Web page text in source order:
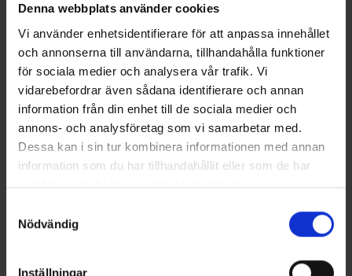
Denna webbplats använder cookies
Vi använder enhetsidentifierare för att anpassa innehållet
och annonserna till användarna, tillhandahålla funktioner
för sociala medier och analysera vår trafik. Vi
vidarebefordrar även sådana identifierare och annan
information från din enhet till de sociala medier och
annons- och analysföretag som vi samarbetar med.
Dessa kan i sin tur kombinera informationen med annan
information som du har tillhandahållit eller som de har
samlat in när du har använt deras tjänster.
Nödvändig
Inställningar
Smartline Autoladegerät PD
45W
18 €
Stretch-Handschuhe 3er-Pack
Ab4 €
Ähnliche Produkte
Andere kauften auch